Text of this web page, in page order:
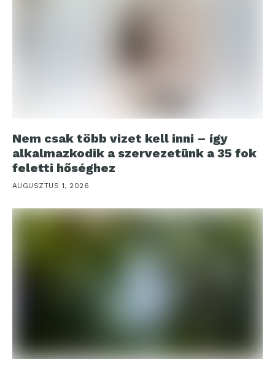
Nem csak több vizet kell inni – így
alkalmazkodik a szervezetünk a 35 fok
feletti hőséghez
AUGUSZTUS 1, 2026